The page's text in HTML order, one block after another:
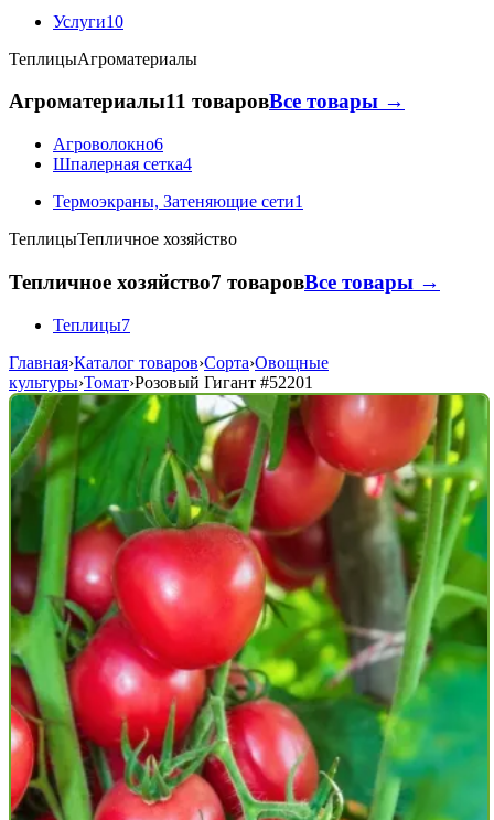
Услуги10
ТеплицыАгроматериалы
Агроматериалы11 товаровВсе товары →
Агроволокно6
Шпалерная сетка4
Термоэкраны, Затеняющие сети1
ТеплицыТепличное хозяйство
Тепличное хозяйство7 товаровВсе товары →
Теплицы7
Главная›Каталог товаров›Сорта›Овощные
культуры›Томат›Розовый Гигант #52201